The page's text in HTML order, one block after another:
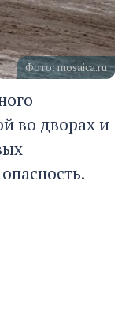
Фото: mosaica.ru
во дворах и